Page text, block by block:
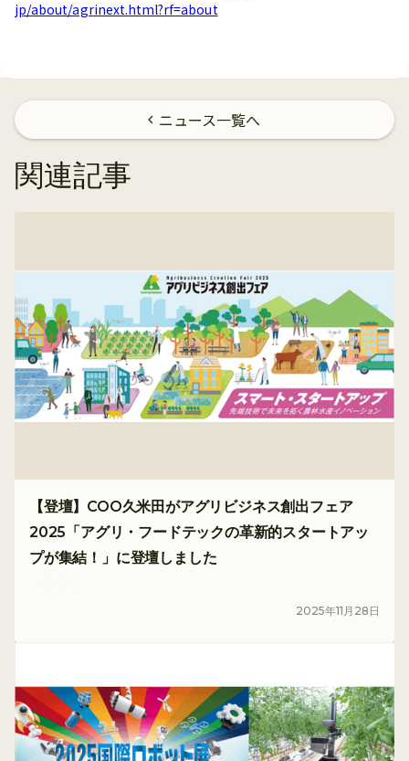
jp/about/agrinext.html?rf=about
chevron_left ニュース一覧へ
関連記事
【登壇】COO久米田がアグリビジネス創出フェア
2025「アグリ・フードテックの革新的スタートアッ
プが集結！」に登壇しました
2025年11 月 28 日